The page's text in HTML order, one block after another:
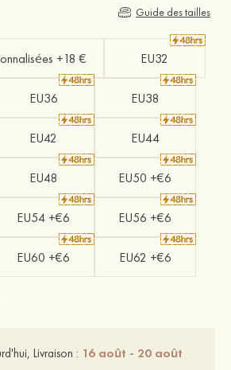
Guide des tailles
+18 € EU32
EU36 EU38
EU42 EU44
EU48 EU50 +€6
EU54 +€6 EU56 +€6
EU60 +€6 EU62 +€6
Livraison : 16 août - 20 août